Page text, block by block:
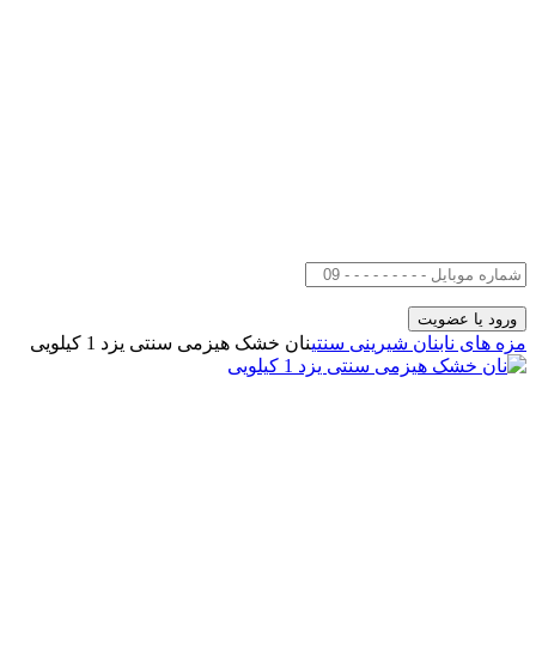
مزه های نابنان شیرینی سنتینان خشک هیزمی سنتی یزد 1 کیلویی